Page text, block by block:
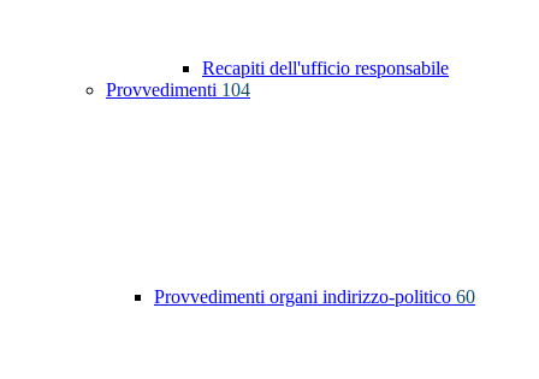
Recapiti dell'ufficio responsabile
Provvedimenti 104
Provvedimenti organi indirizzo-politico 60